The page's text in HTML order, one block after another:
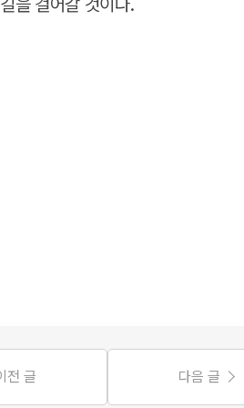
을 걸어갈 것이다.
전 글 다음 글